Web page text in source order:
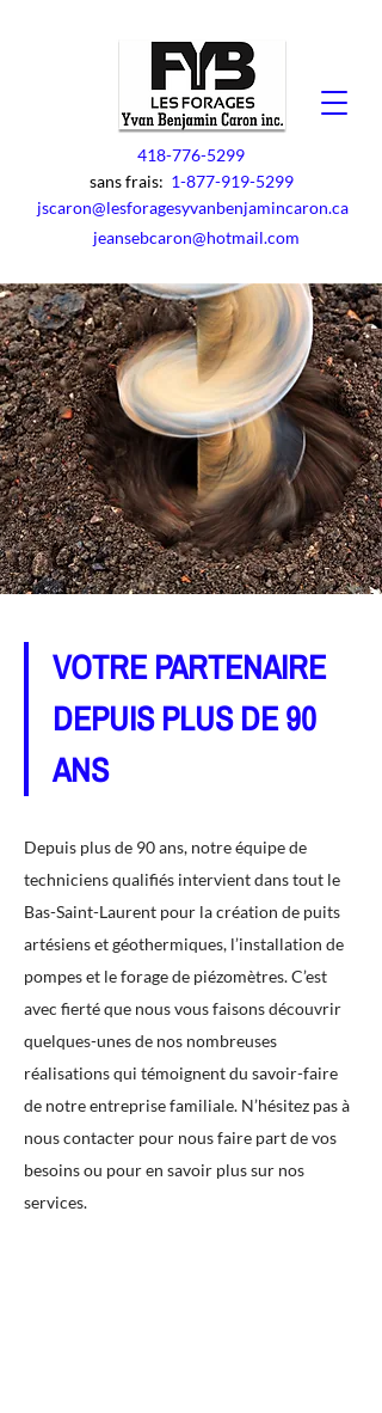
418-776-5299
sans frais: 1-877-919-5299
jscaron@lesforagesyvanbenjamincaron.ca
jeansebcaron@hotmail.com
VOTRE PARTENAIRE
DEPUIS PLUS DE 90
ANS
Depuis plus de 90 ans, notre équipe de
techniciens qualifiés intervient dans tout le
Bas-Saint-Laurent pour la création de puits
artésiens et géothermiques, l’installation de
pompes et le forage de piézomètres. C’est
avec fierté que nous vous faisons découvrir
quelques-unes de nos nombreuses
réalisations qui témoignent du savoir-faire
de notre entreprise familiale. N’hésitez pas à
nous contacter pour nous faire part de vos
besoins ou pour en savoir plus sur nos
services.